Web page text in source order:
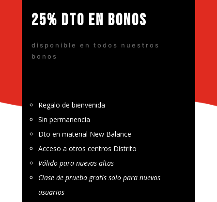
25% DTO EN BONOS
disponible en todos nuestros
bonos
Regalo de bienvenida
Sin permanencia
Dto en material New Balance
Acceso a otros centros Distrito
Válido para nuevas altas
Clase de prueba gratis solo para nuevos
usuarios